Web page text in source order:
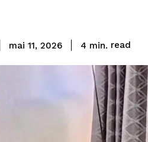
mai 11, 2026 4 min. read